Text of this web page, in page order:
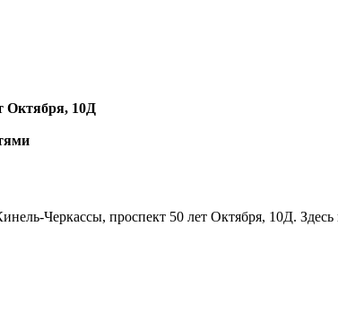
Октября, 10Д
Черкассы, проспект 50 лет Октября, 10Д.